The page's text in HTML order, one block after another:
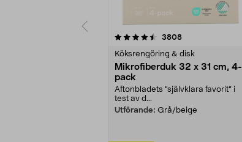
3808recensioner
Köksrengöring & disk
Mikrofiberduk 32 x 31 cm, 4-
pack
Aftonbladets "självklara favorit” i
test av d...
Utförande: Grå/beige
4.0av 5 stjärnor